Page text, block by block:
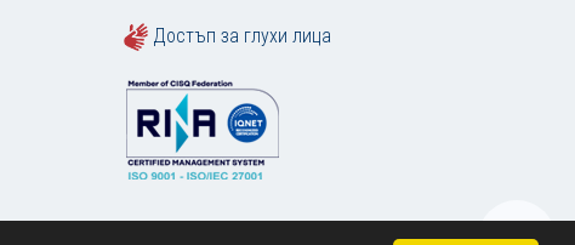
Достъп за глухи лица